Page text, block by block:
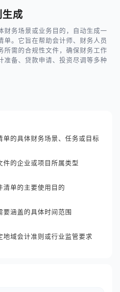
成
财务场景或业务目的，自动生成一
单。它旨在帮助会计师、财务人员
所需的合规性文件，确保财务工作
准备、贷款申请、投资尽调等多种
单的具体财务场景、任务或目标
件的企业或项目所属类型
清单的主要使用目的
要涵盖的具体时间范围
地域会计准则或行业监管要求